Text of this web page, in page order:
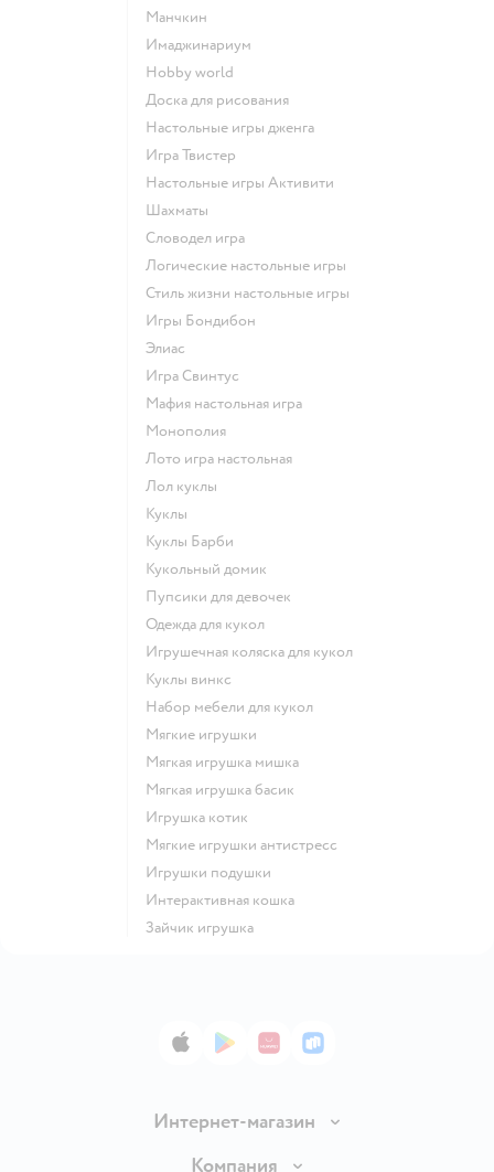
Манчкин
Имаджинариум
Hobby world
Доска для рисования
Настольные игры дженга
Игра Твистер
Настольные игры Активити
Шахматы
Словодел игра
Логические настольные игры
Стиль жизни настольные игры
Игры Бондибон
Элиас
Игра Свинтус
Мафия настольная игра
Монополия
Лото игра настольная
Лол куклы
Куклы
Куклы Барби
Кукольный домик
Пупсики для девочек
Одежда для кукол
Игрушечная коляска для кукол
Куклы винкс
Набор мебели для кукол
Мягкие игрушки
Мягкая игрушка мишка
Мягкая игрушка басик
Игрушка котик
Мягкие игрушки антистресс
Игрушки подушки
Интерактивная кошка
Зайчик игрушка
App StoreGoogle Play
AppGallery
RuStore
Интернет-магазин
Доставка и оплата
Компания